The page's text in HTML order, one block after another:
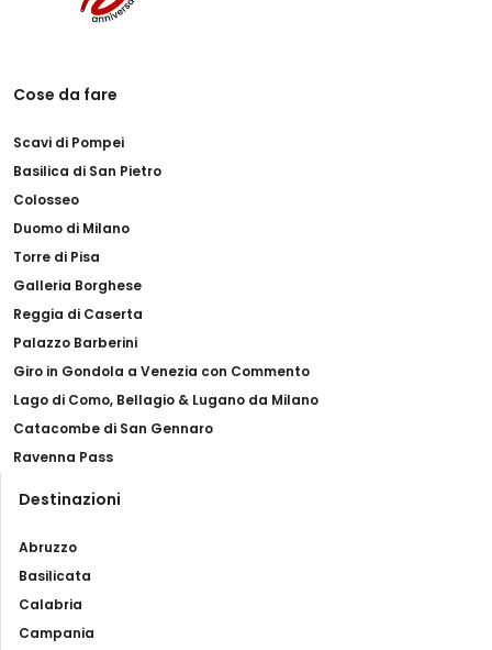
Cose da fare
Scavi di Pompei
Basilica di San Pietro
Colosseo
Duomo di Milano
Torre di Pisa
Galleria Borghese
Reggia di Caserta
Palazzo Barberini
Giro in Gondola a Venezia con Commento
Lago di Como, Bellagio & Lugano da Milano
Catacombe di San Gennaro
Ravenna Pass
Destinazioni
Abruzzo
Basilicata
Calabria
Campania